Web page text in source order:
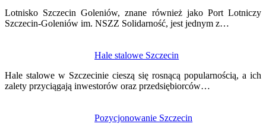
Lotnisko Szczecin Goleniów, znane również jako Port Lotniczy
Szczecin-Goleniów im. NSZZ Solidarność, jest jednym z…
Hale stalowe Szczecin
Hale stalowe w Szczecinie cieszą się rosnącą popularnością, a ich
zalety przyciągają inwestorów oraz przedsiębiorców…
Pozycjonowanie Szczecin